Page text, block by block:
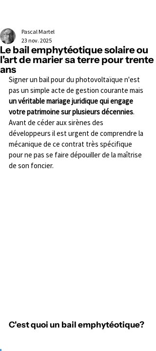
Le bail emphytéotique solaire ou
l'art de marier sa terre pour trente
ans
Pascal Martel
23 nov. 2025
Signer un bail pour du photovoltaïque n'est
pas un simple acte de gestion courante mais
un véritable mariage juridique qui engage
votre patrimoine sur plusieurs décennies.
Avant de céder aux sirènes des
développeurs il est urgent de comprendre la
mécanique de ce contrat très spécifique
pour ne pas se faire dépouiller de la maîtrise
de son foncier.
C'est quoi un bail emphytéotique?